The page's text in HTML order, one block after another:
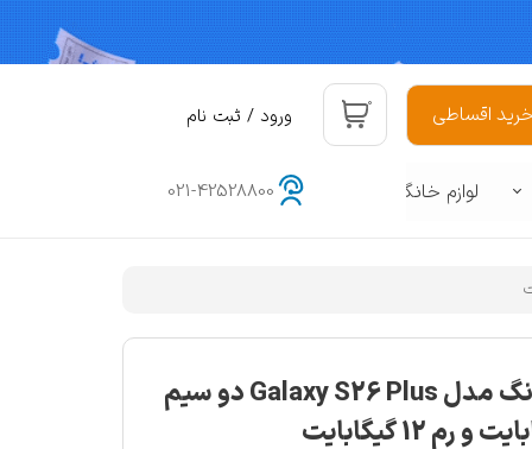
۰ اقساطی
لوازم خانگی 021-42528800
ورود / ثبت نام
گوشی موبایل سامسونگ مدل Galaxy S26 Plus دو سیم